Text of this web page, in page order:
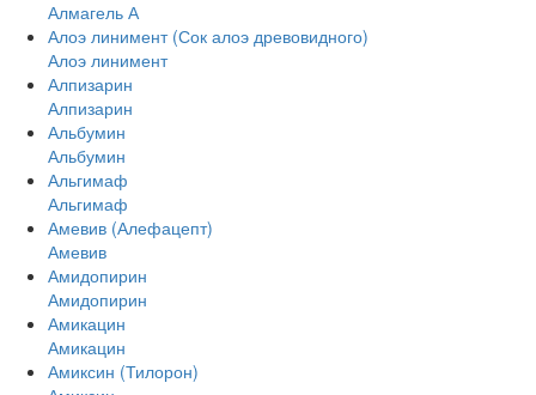
Алмагель А
Алоэ линимент (Сок алоэ древовидного)
Алоэ линимент
Алпизарин
Алпизарин
Альбумин
Альбумин
Альгимаф
Альгимаф
Амевив (Алефацепт)
Амевив
Амидопирин
Амидопирин
Амикацин
Амикацин
Амиксин (Тилорон)